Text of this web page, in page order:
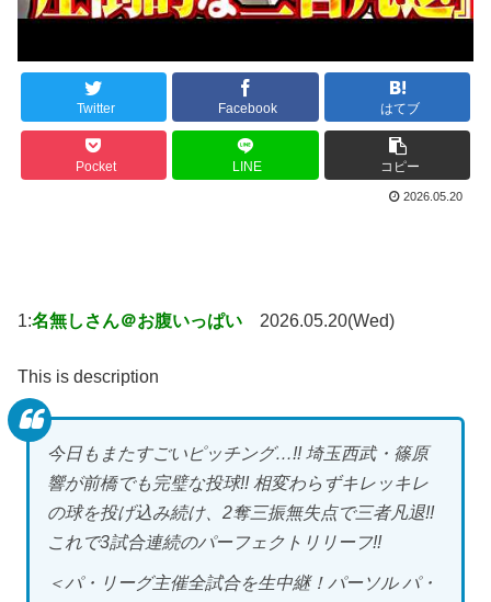
Twitter Facebook はてブ
Pocket LINE コピー
2026.05.20
1:名無しさん＠お腹いっぱい 2026.05.20(Wed)
This is description
今日もまたすごいピッチング…!! 埼玉西武・篠原
響が前橋でも完璧な投球!! 相変わらずキレッキレ
の球を投げ込み続け、2奪三振無失点で三者凡退!!
これで3試合連続のパーフェクトリリーフ!!
＜パ・リーグ主催全試合を生中継！パーソル パ・